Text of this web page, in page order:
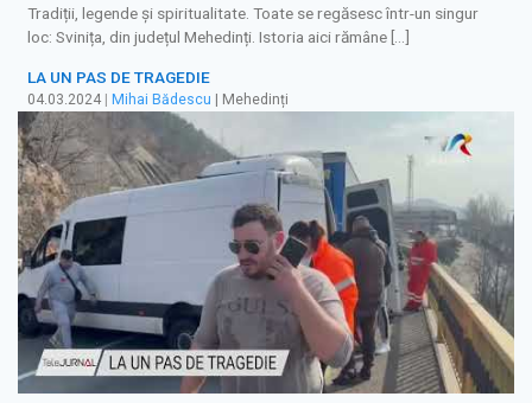
Tradiții, legende și spiritualitate. Toate se regăsesc într-un singur
loc: Svinița, din județul Mehedinți. Istoria aici rămâne […]
LA UN PAS DE TRAGEDIE
04.03.2024 Mihai Bădescu | Mehedinți